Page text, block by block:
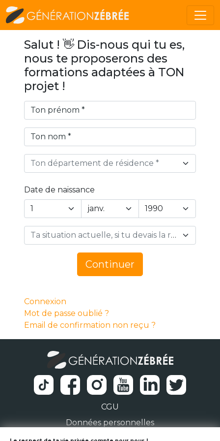
Salut ! 👋 Dis-nous qui tu es,
nous te proposerons des
formations adaptées à TON
projet !
Ton département de résidence *
Date de naissance
Year
Day
Ta situation actuelle, si tu devais la résumer en 1 mot… *
Continuer
Connexion
Mot de passe oublié ?
Email de confirmation non reçu ?
CGU
Données personnelles